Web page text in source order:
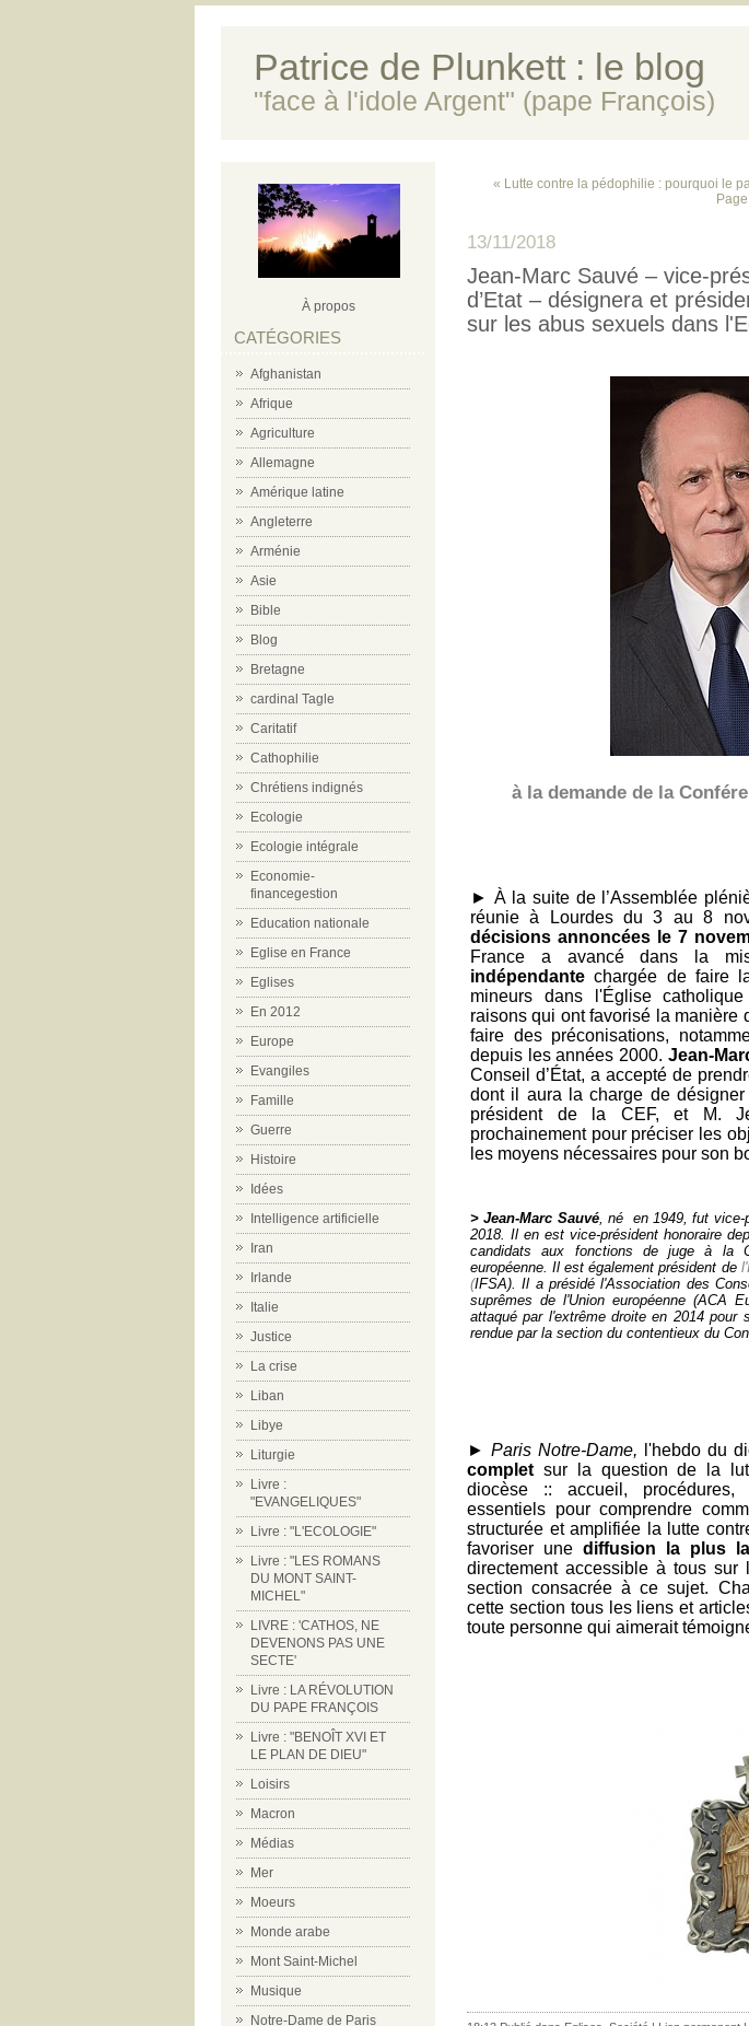
Patrice de Plunkett : le blog
"face à l'idole Argent" (pape François)
À propos
CATÉGORIES
Afghanistan
Afrique
Agriculture
Allemagne
Amérique latine
Angleterre
Arménie
Asie
Bible
Blog
Bretagne
cardinal Tagle
Caritatif
Cathophilie
Chrétiens indignés
Ecologie
Ecologie intégrale
Economie-
financegestion
Education nationale
Eglise en France
Eglises
En 2012
Europe
Evangiles
Famille
Guerre
Histoire
Idées
Intelligence artificielle
Iran
Irlande
Italie
Justice
La crise
Liban
Libye
Liturgie
Livre :
"EVANGELIQUES"
Livre : "L'ECOLOGIE"
Livre : "LES ROMANS
DU MONT SAINT-
MICHEL"
LIVRE : 'CATHOS, NE
DEVENONS PAS UNE
SECTE'
Livre : LA RÉVOLUTION
DU PAPE FRANÇOIS
Livre : "BENOÎT XVI ET
LE PLAN DE DIEU"
Loisirs
Macron
Médias
Mer
Moeurs
Monde arabe
Mont Saint-Michel
Musique
Notre-Dame de Paris
« Lutte contre la pédophilie : pourquoi le
13/11/2018
Jean-Marc Sauvé – vice-
d’Etat – désignera et
sur les abus sexuels dans
à la demande de la
► À la suite de l’Assemblée
réunie à Lourdes du 3 au 8
décisions annoncées le 7
France a avancé dans la
indépendante chargée de faire
mineurs dans l'Église
raisons qui ont favorisé la manière
faire des préconisations,
depuis les années 2000. Jean-
Conseil d’État, a accepté de
dont il aura la charge de
président de la CEF, et M.
prochainement pour préciser les
les moyens nécessaires pour son
> Jean-Marc Sauvé, né en 1949, fut vice-
2018. Il en est vice-président honoraire
candidats aux fonctions de juge à la
européenne. Il est également président de l'
(IFSA). Il a présidé l'Association des
suprêmes de l'Union européenne (ACA
attaqué par l'extrême droite en 2014 pour
rendue par la section du contentieux du
► Paris Notre-Dame, l'hebdo du
complet sur la question de la
diocèse :: accueil, procédures,
essentiels pour comprendre
structurée et amplifiée la lutte
favoriser une diffusion la plus
directement accessible à tous
section consacrée à ce sujet.
cette section tous les liens et
toute personne qui aimerait